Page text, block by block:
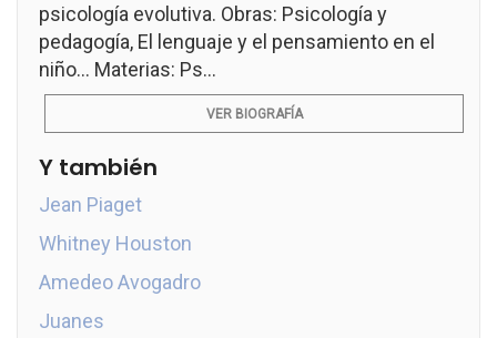
psicología evolutiva. Obras: Psicología y
pedagogía, El lenguaje y el pensamiento en el
niño... Materias: Ps...
VER BIOGRAFÍA
Y también
Jean Piaget
Whitney Houston
Amedeo Avogadro
Juanes